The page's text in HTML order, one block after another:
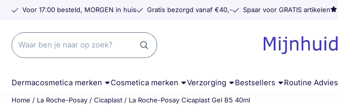
Cookievoorkeuren zijn momenteel gesloten.
Voor 17:00 besteld, MORGEN in huis Gratis bezorgd vanaf €40,- Spaar voor GRATIS artikelen
Zoeken
Dermacosmetica merken Cosmetica merken Verzorging Bestsellers Routine Advies
Home / La Roche-Posay / Cicaplast / La Roche-Posay Cicaplast Gel B5 40ml